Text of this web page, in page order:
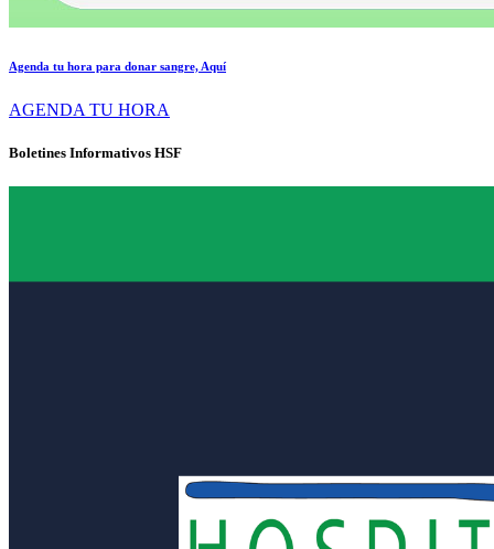
Agenda tu hora para donar sangre, Aquí
AGENDA TU HORA
Boletines Informativos HSF